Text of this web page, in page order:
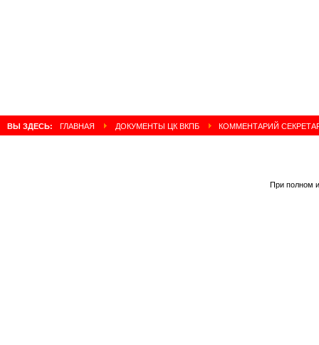
ВЫ ЗДЕСЬ: ГЛАВНАЯ ДОКУМЕНТЫ ЦК ВКПБ КОММЕНТАРИЙ
При полном